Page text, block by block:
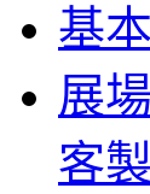
基
展
客